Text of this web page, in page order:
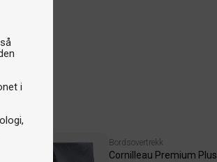
i
Bordsovertrekk
Cornilleau Premium Plus